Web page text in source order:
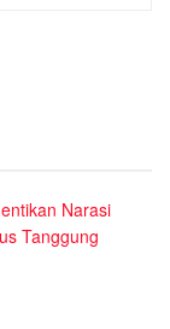
Narasi
Tanggung